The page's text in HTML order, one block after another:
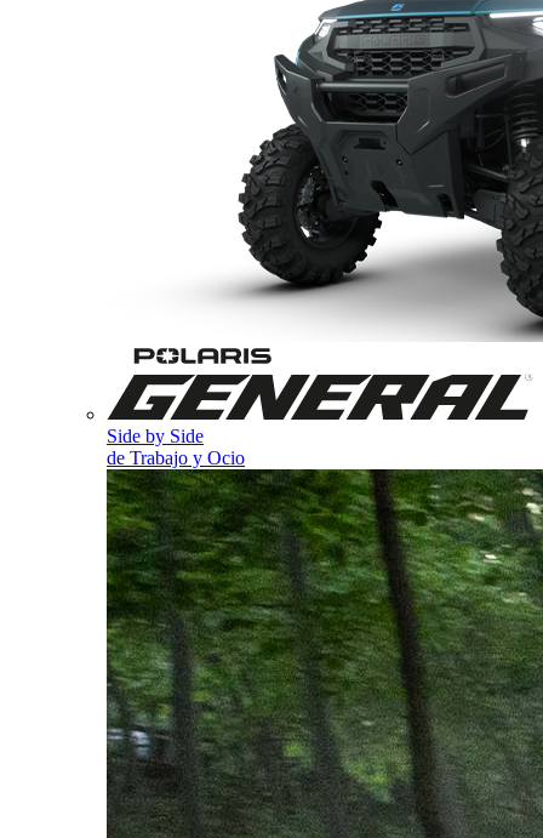
Side by Side
de Trabajo y Ocio